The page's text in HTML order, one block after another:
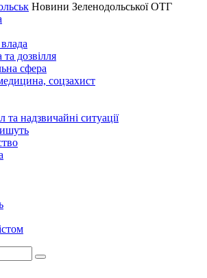
Новини Зеленодольської ОТГ
та дозвілля
сфера
соцзахист
та надзвичайні ситуації